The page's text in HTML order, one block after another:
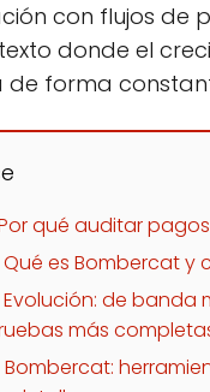
con flujos de
donde el
forma
qué auditar pagos
Qué es Bombercat y
Evolución: de banda
más
Bombercat: